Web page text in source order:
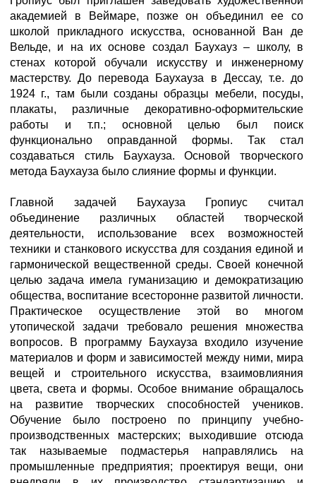
академией в Веймаре, позже он объединил ее со
школой прикладного искусства, основанной Ван де
Вельде, и на их основе создал Баухауз – школу, в
стенах которой обучали искусству и инженерному
мастерству. До перевода Баухауза в Дессау, т.е. до
1924 г., там были созданы образцы мебели, посуды,
плакаты, различные декоративно-оформительские
работы и т.п.; основной целью был поиск
функционально оправданной формы. Так стал
создаваться стиль Баухауза. Основой творческого
метода Баухауза было слияние формы и функции.
Главной задачей Баухауза Гропиус считал
объединение различных областей творческой
деятельности, использование всех возможностей
техники и станкового искусства для создания единой и
гармонической вещественной среды. Своей конечной
целью задача имела гуманизацию и демократизацию
общества, воспитание всесторонне развитой личности.
Практическое осуществление этой во многом
утопической задачи требовало решения множества
вопросов. В программу Баухауза входило изучение
материалов и форм и зависимостей между ними, мира
вещей и строительного искусства, взаимовлияния
цвета, света и формы. Особое внимание обращалось
на развитие творческих способностей учеников.
Обучение было построено по принципу учебно-
производственных мастерских; выходившие отсюда
так называемые подмастерья направлялись на
промышленные предприятия; проектируя вещи, они